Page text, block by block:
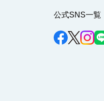
公式SNS一覧